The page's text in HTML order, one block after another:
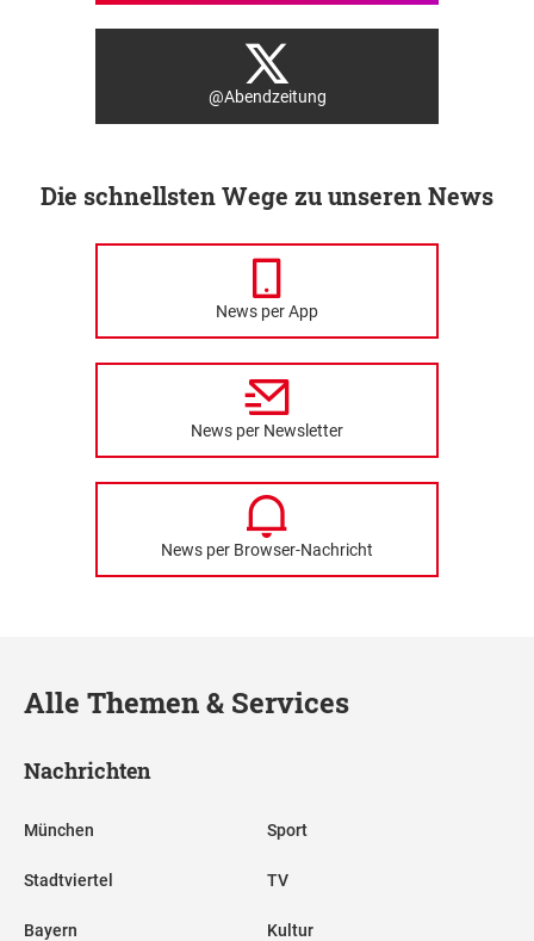
@Abendzeitung
Die schnellsten Wege zu unseren News
News per App
News per Newsletter
News per Browser-Nachricht
Alle Themen & Services
Nachrichten
München
Stadtviertel
Bayern
Sport
TV
Kultur